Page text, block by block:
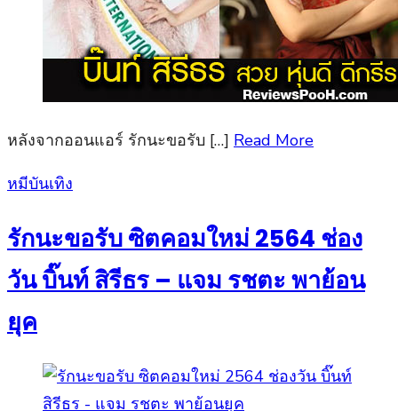
หลังจากออนแอร์ รักนะขอรับ […] Read More
Posted
หมีบันเทิง
รักนะขอรับ ซิตคอมใหม่ 2564 ช่อง
วัน บิ๊นท์ สิรีธร – แจม รชตะ พาย้อน
ยุค